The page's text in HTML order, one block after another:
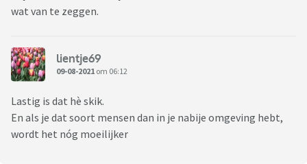
wat van te zeggen.
lientje69
09-08-2021 om 06:12
Lastig is dat hè skik.
En als je dat soort mensen dan in je nabije omgeving hebt,
wordt het nóg moeilijker